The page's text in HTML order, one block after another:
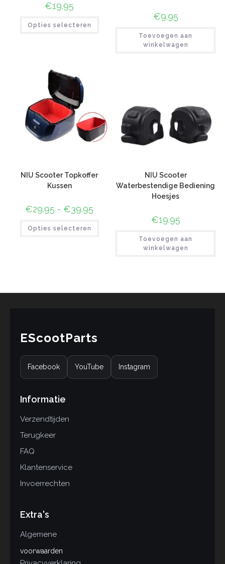
€19.95
Opties selecteren
€9.95
Toevoegen aan
winkelwagen
NIU Scooter Topkoffer
Kussen
€29.95 - €39.95
Opties selecteren
NIU Scooter
Waterbestendige Bediening
Hoesjes
€19.95
Toevoegen aan
winkelwagen
EScootParts
Facebook YouTube Instagram
Informatie
Verzendtijden
Terugkeer
FAQ
Klantenservice
Invoerrechten
Extra's
Algemene
voorwaarden